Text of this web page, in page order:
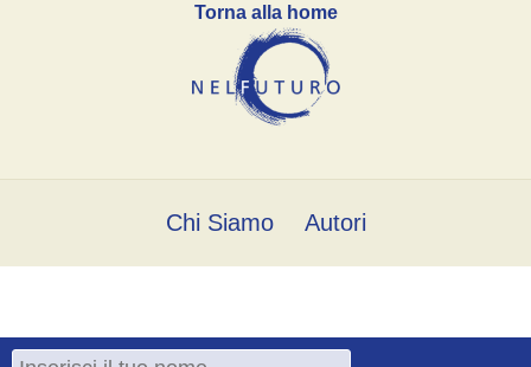
Torna alla home
Chi Siamo Autori